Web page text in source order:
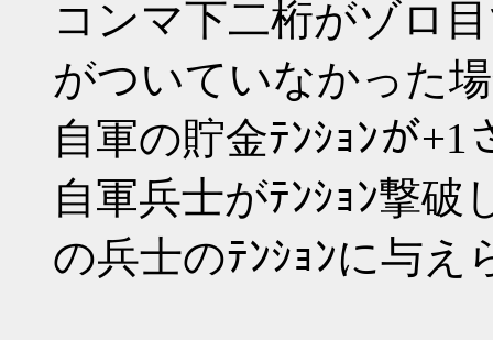
コンマ下二桁がゾロ
がついていなかった
自軍の貯金ﾃﾝｼｮﾝが
自軍兵士がﾃﾝｼｮﾝ撃破
の兵士のﾃﾝｼｮﾝに与え